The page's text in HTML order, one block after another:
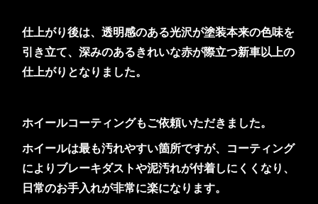
仕上がり後は、透明感のある光沢が塗装本来の色味を
引き立て、深みのあるきれいな赤が際立つ新車以上の
仕上がりとなりました。
ホイールコーティングもご依頼いただきました。
ホイールは最も汚れやすい箇所ですが、コーティング
によりブレーキダストや泥汚れが付着しにくくなり、
日常のお手入れが非常に楽になります。